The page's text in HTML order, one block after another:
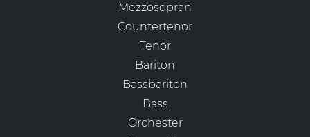
Mezzosopran
Countertenor
Tenor
Bariton
Bassbariton
Bass
Orchester